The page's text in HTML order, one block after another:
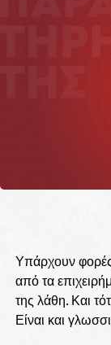
Υπάρχουν φορές
από τα
της λάθη. Και
Είναι και